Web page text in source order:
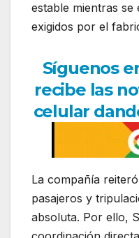
estable mientras se
exigidos por el
Síguenos
recibe las
celular
La compañía
pasajeros y
absoluta. Por ello,